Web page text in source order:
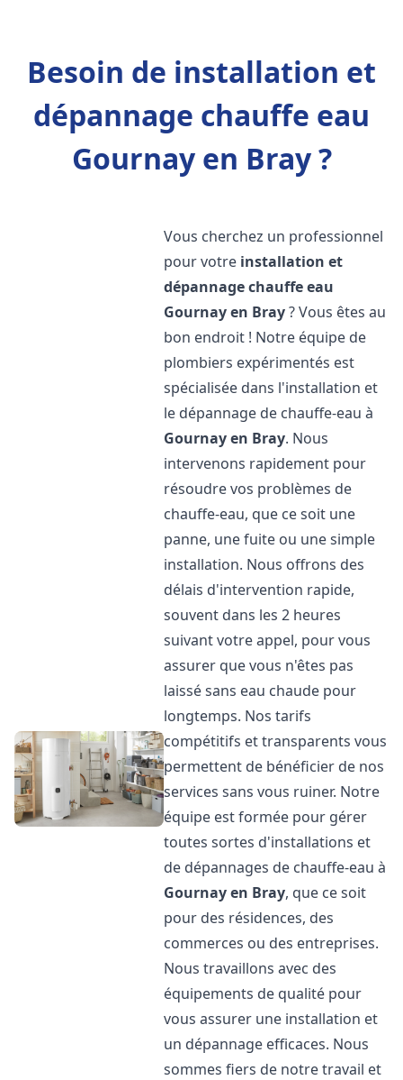
Besoin de installation et
dépannage chauffe eau
Gournay en Bray ?
Vous cherchez un professionnel
pour votre installation et
dépannage chauffe eau
Gournay en Bray? Vous êtes au
bon endroit ! Notre équipe de
plombiers expérimentés est
spécialisée dans l'installation et
le dépannage de chauffe-eau à
Gournay en Bray. Nous
intervenons rapidement pour
résoudre vos problèmes de
chauffe-eau, que ce soit une
panne, une fuite ou une simple
installation. Nous offrons des
délais d'intervention rapide,
souvent dans les 2 heures
suivant votre appel, pour vous
assurer que vous n'êtes pas
laissé sans eau chaude pour
longtemps. Nos tarifs
compétitifs et transparents vous
permettent de bénéficier de nos
services sans vous ruiner. Notre
équipe est formée pour gérer
toutes sortes d'installations et
de dépannages de chauffe-eau à
Gournay en Bray, que ce soit
pour des résidences, des
commerces ou des entreprises.
Nous travaillons avec des
équipements de qualité pour
vous assurer une installation et
un dépannage efficaces. Nous
sommes fiers de notre travail et